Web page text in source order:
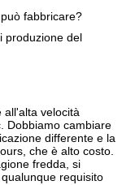
fabbricare?
produzione del
all'alta velocità
Dobbiamo cambiare
differente e la
che è alto costo.
fredda, si
requisito